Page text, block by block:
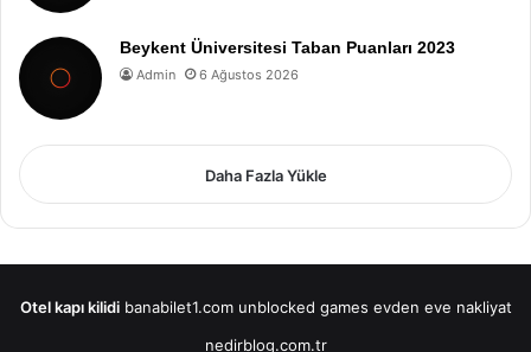
Beykent Üniversitesi Taban Puanları 2023
Admin 6 Ağustos 2026
Daha Fazla Yükle
Otel kapı kilidi banabilet1.com unblocked games evden eve nakliyat
nedirblog.com.tr